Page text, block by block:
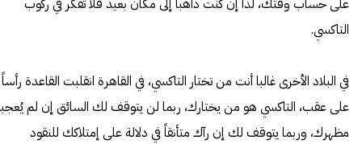
على حساب وقتك، لذا إن كنت ذاهباً إلى مكان بعيد فلا تفكر في ركوب
التاكسي.
في البلاد الأخرى غالبا أنت من تختار التاكسي، في القاهرة انقلبت القاعدة رأساً
على عقب، التاكسي هو من يختارك، ربما لن يتوقف لك السائق إن لم
مظهرك، وربما يتوقف لك إن رآك متأنقاً في دلالة على إمتلاكك للنقود